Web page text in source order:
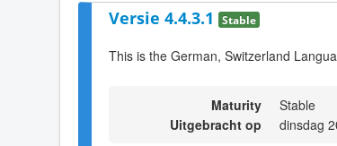
Versie 4.4.3.1 Stable
This is the German, Switzerland
Maturity
Stable
Uitgebracht op
dinsdag